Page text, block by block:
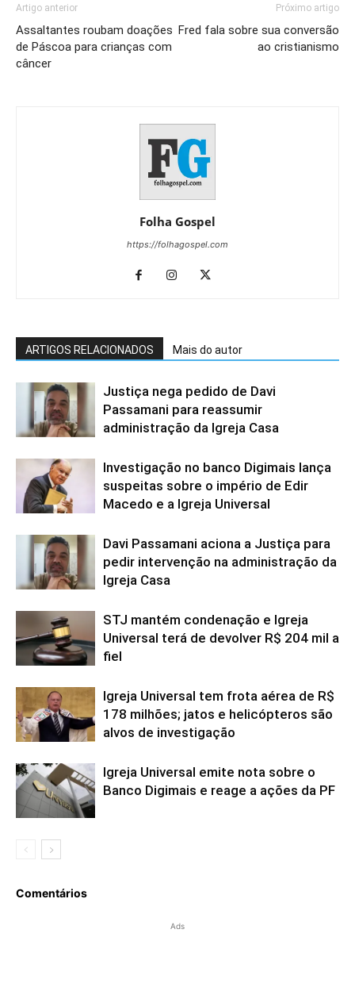
Artigo anterior
Assaltantes roubam doações
de Páscoa para crianças com
câncer
Próximo artigo
Fred fala sobre sua conversão
ao cristianismo
Folha Gospel
https://folhagospel.com
ARTIGOS RELACIONADOS Mais do autor
Justiça nega pedido de Davi
Passamani para reassumir
administração da Igreja Casa
Investigação no banco Digimais lança
suspeitas sobre o império de Edir
Macedo e a Igreja Universal
Davi Passamani aciona a Justiça para
pedir intervenção na administração da
Igreja Casa
STJ mantém condenação e Igreja
Universal terá de devolver R$ 204 mil a
fiel
Igreja Universal tem frota aérea de R$
178 milhões; jatos e helicópteros são
alvos de investigação
Igreja Universal emite nota sobre o
Banco Digimais e reage a ações da PF
Comentários
Ads